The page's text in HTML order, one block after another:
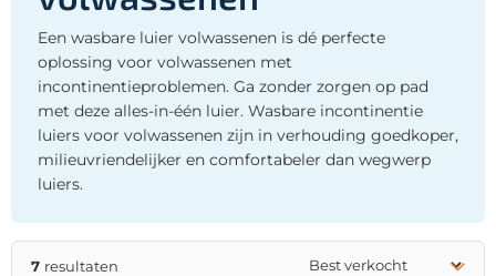
Een wasbare luier volwassenen is dé perfecte
oplossing voor volwassenen met
incontinentieproblemen. Ga zonder zorgen op pad
met deze alles-in-één luier. Wasbare incontinentie
luiers voor volwassenen zijn in verhouding goedkoper,
milieuvriendelijker en comfortabeler dan wegwerp
luiers.
7 resultaten